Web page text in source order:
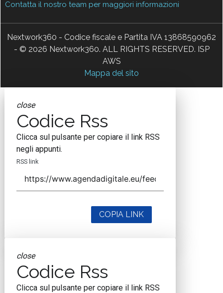
Contatta il nostro team per maggiori informazioni
Nextwork360 - Codice fiscale e Partita IVA 13868590962
- © 2026 Nextwork360. ALL RIGHTS RESERVED. ISP
AWS
Mappa del sito
close
Codice Rss
Clicca sul pulsante per copiare il link RSS
negli appunti.
RSS link
COPIA LINK
close
Codice Rss
Clicca sul pulsante per copiare il link RSS